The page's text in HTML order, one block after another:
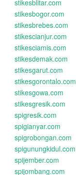
stikesblitar.com
stikesbogor.com
stikesbrebes.com
stikescianjur.com
stikesciamis.com
stikesdemak.com
stikesgarut.com
stikesgorontalo.com
stikesgowa.com
stikesgresik.com
spigresik.com
spigianyar.com
spigrobongan.com
spigunungkidul.com
spijember.com
spijombang.com